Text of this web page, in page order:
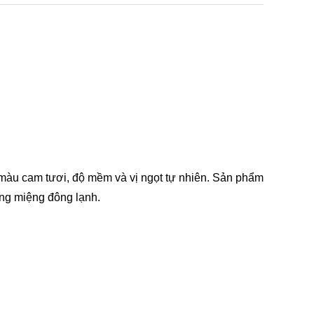
cam tươi, độ mềm và vị ngọt tự nhiên. Sản phẩm
miệng đông lạnh.